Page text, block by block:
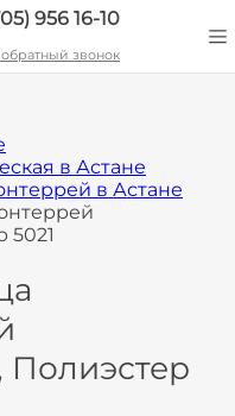
956 16-10
обратный звонок
в Астане
в Астане
5021
Полиэстер